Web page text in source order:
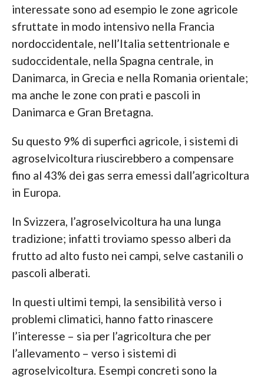
interessate sono ad esempio le zone agricole
sfruttate in modo intensivo nella Francia
nordoccidentale, nell’Italia settentrionale e
sudoccidentale, nella Spagna centrale, in
Danimarca, in Grecia e nella Romania orientale;
ma anche le zone con prati e pascoli in
Danimarca e Gran Bretagna.
Su questo 9% di superfici agricole, i sistemi di
agroselvicoltura riuscirebbero a compensare
fino al 43% dei gas serra emessi dall’agricoltura
in Europa.
In Svizzera, l’agroselvicoltura ha una lunga
tradizione; infatti troviamo spesso alberi da
frutto ad alto fusto nei campi, selve castanili o
pascoli alberati.
In questi ultimi tempi, la sensibilità verso i
problemi climatici, hanno fatto rinascere
l’interesse – sia per l’agricoltura che per
l’allevamento – verso i sistemi di
agroselvicoltura. Esempi concreti sono la